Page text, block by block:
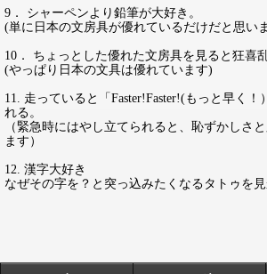
9． シャーペンより鉛筆が大好き。
(単に日本の文房具が優れているだけだと思い
10． ちょっとした優れた文房具を見ると狂喜乱
(やっぱり日本の文具は優れています)
11. 走っていると「Faster!Faster!(もっと早く！
れる。
（緊急時にはやし立てられると、恥ずかしさ
ます）
12. 漢字大好き
なぜその字を？と突っ込みたくなるタトゥを見